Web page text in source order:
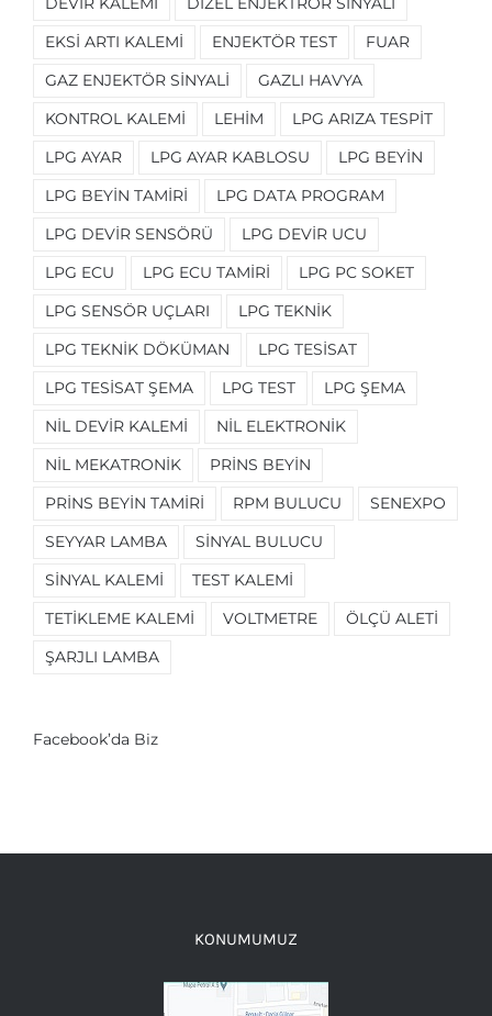
EKSI ARTI KALEMI ENJEKTÖR TEST FUAR
GAZ ENJEKTÖR SINYALI GAZLI HAVYA
KONTROL KALEMI LEHIM LPG ARIZA TESPIT
LPG AYAR LPG AYAR KABLOSU LPG BEYIN
LPG BEYIN TAMIRI LPG DATA PROGRAM
LPG DEVIR SENSÖRÜ LPG DEVIR UCU
LPG ECU LPG ECU TAMIRI LPG PC SOKET
LPG SENSÖR UÇLARI LPG TEKNIK
LPG TEKNIK DÖKÜMAN LPG TESISAT
LPG TESISAT ŞEMA LPG TEST LPG ŞEMA
NIL DEVIR KALEMI NIL ELEKTRONIK
NIL MEKATRONIK PRINS BEYIN
PRINS BEYIN TAMIRI RPM BULUCU SENEXPO
SEYYAR LAMBA SINYAL BULUCU
SINYAL KALEMI TEST KALEMI
TETIKLEME KALEMI VOLTMETRE ÖLÇÜ ALETI
ŞARJLI LAMBA
Facebook’da Biz
KONUMUMUZ